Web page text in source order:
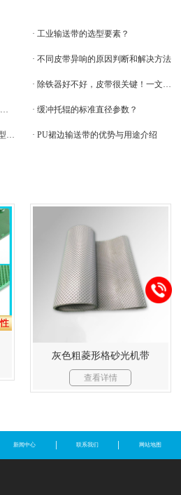
· 工业输送带的选型要素？
· 不同皮带异响的原因判断和解决方法
· 除铁器好不好，皮带很关键！一文读懂“除铁器皮带”！
· 浙江2.0黑色，绿色哑光等自动化客户案例-米欧输送带 · 缓冲托辊的标准直径参数？
· 如何正确使用裙边输送带搬运重型物？ · PU裙边输送带的优势与用途介绍
灰色粗菱形格砂光机带
查看详情
新闻中心 联系我们 网站地图